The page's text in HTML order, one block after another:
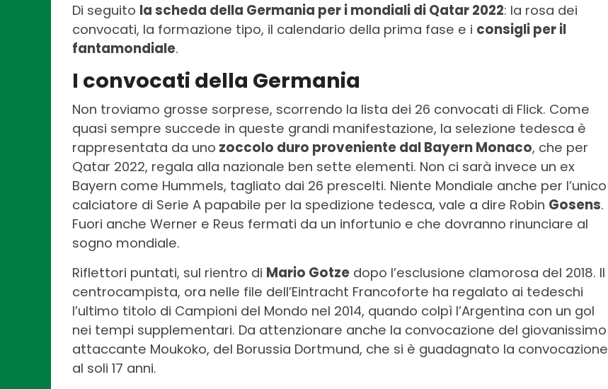
Di seguito la scheda della Germania per i mondiali di Qatar 2022: la rosa dei
convocati, la formazione tipo, il calendario della prima fase e i consigli per il
fantamondiale.
I convocati della Germania
Non troviamo grosse sorprese, scorrendo la lista dei 26 convocati di Flick. Come
quasi sempre succede in queste grandi manifestazione, la selezione tedesca è
rappresentata da uno zoccolo duro proveniente dal Bayern Monaco, che per
Qatar 2022, regala alla nazionale ben sette elementi. Non ci sarà invece un ex
Bayern come Hummels, tagliato dai 26 prescelti. Niente Mondiale anche per l’unico
calciatore di Serie A papabile per la spedizione tedesca, vale a dire Robin Gosens.
Fuori anche Werner e Reus fermati da un infortunio e che dovranno rinunciare al
sogno mondiale.
Riflettori puntati, sul rientro di Mario Gotze dopo l’esclusione clamorosa del 2018. Il
centrocampista, ora nelle file dell’Eintracht Francoforte ha regalato ai tedeschi
l’ultimo titolo di Campioni del Mondo nel 2014, quando colpì l’Argentina con un gol
nei tempi supplementari. Da attenzionare anche la convocazione del giovanissimo
attaccante Moukoko, del Borussia Dortmund, che si è guadagnato la convocazione
al soli 17 anni.